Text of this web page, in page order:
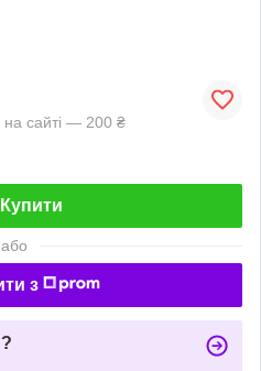
на сайті — 200 ₴
Купити
або
з